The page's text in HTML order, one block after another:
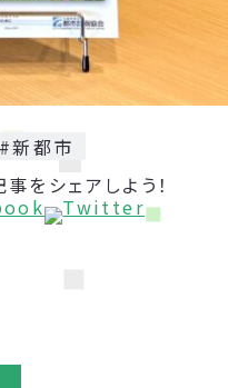
#新都市
をシェアしよう！